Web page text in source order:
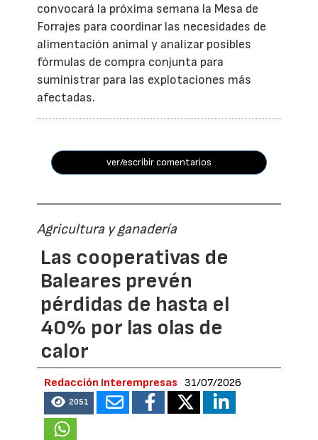
convocará la próxima semana la Mesa de
Forrajes para coordinar las necesidades de
alimentación animal y analizar posibles
fórmulas de compra conjunta para
suministrar para las explotaciones más
afectadas.
ver/escribir comentarios
Agricultura y ganadería
Las cooperativas de
Baleares prevén
pérdidas de hasta el
40% por las olas de
calor
Redacción Interempresas 31/07/2026
2051